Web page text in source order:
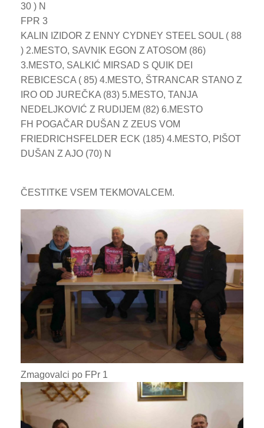
30 ) N
FPR 3
KALIN IZIDOR Z ENNY CYDNEY STEEL SOUL ( 88
) 2.MESTO, SAVNIK EGON Z ATOSOM (86)
3.MESTO, SALKIĆ MIRSAD S QUIK DEI
REBICESCA ( 85) 4.MESTO, ŠTRANCAR STANO Z
IRO OD JUREČKA (83) 5.MESTO, TANJA
NEDELJKOVIĆ Z RUDIJEM (82) 6.MESTO
FH POGAČAR DUŠAN Z ZEUS VOM
FRIEDRICHSFELDER ECK (185) 4.MESTO, PIŠOT
DUŠAN Z AJO (70) N
ČESTITKE VSEM TEKMOVALCEM.
Zmagovalci po FPr 1